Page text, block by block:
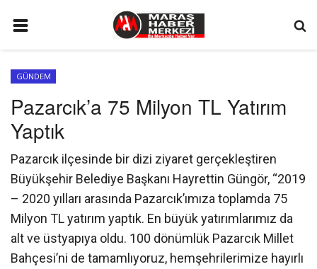
GÜNDEM
SİYASET
EKONOMİ
EĞİTİM
SPOR
İLETİŞİM
KÜNYE
GÜNDEM
Pazarcık’a 75 Milyon TL Yatırım
Yaptık
Pazarcık ilçesinde bir dizi ziyaret gerçekleştiren
Büyükşehir Belediye Başkanı Hayrettin Güngör, “2019
– 2020 yılları arasında Pazarcık’ımıza toplamda 75
Milyon TL yatırım yaptık. En büyük yatırımlarımız da
alt ve üstyapıya oldu. 100 dönümlük Pazarcık Millet
Bahçesi’ni de tamamlıyoruz, hemşehrilerimize hayırlı